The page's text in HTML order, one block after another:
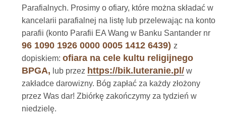
Parafialnych. Prosimy o ofiary, które można składać w
kancelarii parafialnej na listę lub przelewając na konto
parafii (konto Parafii EA Wang w Banku Santander nr
96 1090 1926 0000 0005 1412 6439) z
dopiskiem: ofiara na cele kultu religijnego
BPGA, lub przez https://bik.luteranie.pl/w
zakładce darowizny. Bóg zapłać za każdy złożony
przez Was dar! Zbiórkę zakończymy za tydzień w
niedzielę.